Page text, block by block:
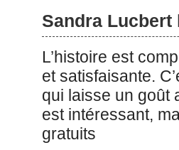
Sandra
L’histoire est
et satisfaisante.
qui laisse un goût
est intéressant,
gratuits